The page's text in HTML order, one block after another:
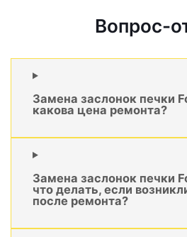
Вопрос-
Замена заслонок печки
какова цена ремонта?
Замена заслонок печки
что делать, если
после ремонта?